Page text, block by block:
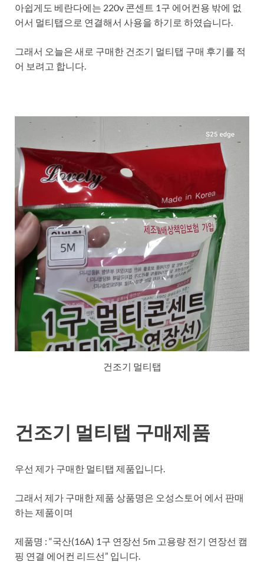
아쉽게도 베란다에는 220v 콘센트 1구 에어컨용 밖에 없
어서 멀티탭으로 연결해서 사용을 하기로 하였습니다.
그래서 오늘은 새로 구매한 건조기 멀티탭 구매 후기를 적
어 보려고 합니다.
건조기 멀티탭
건조기 멀티탭 구매제품
우선 제가 구매한 멀티탭 제품입니다.
그래서 제가 구매한 제품 상품명은 오성스토어 에서 판매
하는 제품이며
제품명 : “국산(16A) 1구 연장선 5m 고용량 전기 연장선 캠
핑 연결 에어컨 리드선” 입니다.